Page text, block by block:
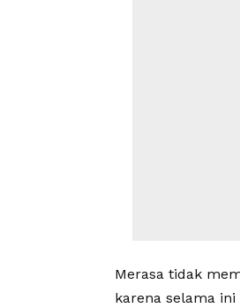
Merasa tidak
karena selama